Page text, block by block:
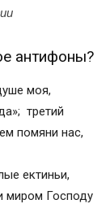
антифоны?
моя,
третий
помяни нас,
ектиньи,
миром Господу